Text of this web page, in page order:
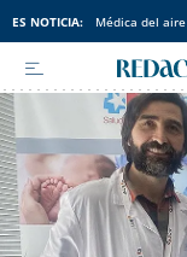
ES NOTICIA: Médica del aire